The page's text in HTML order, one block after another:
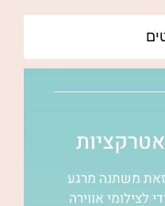
משתנה מרגע
לצילומי אווירה